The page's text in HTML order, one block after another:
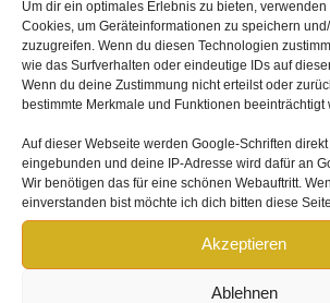
Um dir ein optimales Erlebnis zu bieten,
Cookies, um Geräteinformationen zu speichern
zuzugreifen. Wenn du diesen Technologien
wie das Surfverhalten oder eindeutige IDs auf
Wenn du deine Zustimmung nicht erteilst oder
bestimmte Merkmale und Funktionen beeinträchtigt
Auf dieser Webseite werden Google-Schriften
eingebunden und deine IP-Adresse wird dafür an
Wir benötigen das für eine schönen Webauftritt.
einverstanden bist möchte ich dich bitten diese
Akzeptieren
Ablehnen
Name*
Website